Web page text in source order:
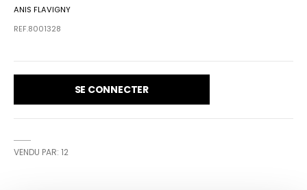
ANIS FLAVIGNY
REF.8001328
SE CONNECTER
VENDU PAR: 12